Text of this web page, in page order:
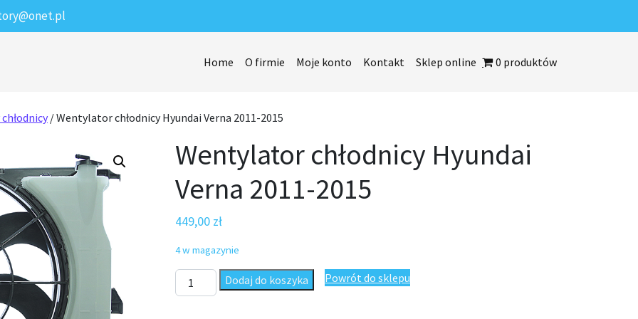
Home O firmie Moje konto Kontakt Sklep online 0 produktów
/ Wentylator chłodnicy Hyundai Verna 2011-2015
Wentylator chłodnicy Hyundai
Verna 2011-2015
449,00 zł
4 w magazynie
ilość Wentylator chłodnicy Hyundai Verna 2011-2015
Dodaj do koszyka Powrót do sklepu